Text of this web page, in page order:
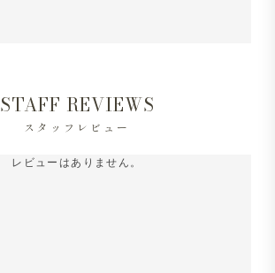
STAFF REVIEWS
スタッフレビュー
レビューはありません。